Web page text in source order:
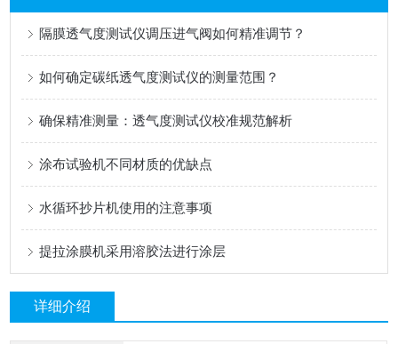
隔膜透气度测试仪调压进气阀如何精准调节？
如何确定碳纸透气度测试仪的测量范围？
确保精准测量：透气度测试仪校准规范解析
涂布试验机不同材质的优缺点
水循环抄片机使用的注意事项
提拉涂膜机采用溶胶法进行涂层
详细介绍